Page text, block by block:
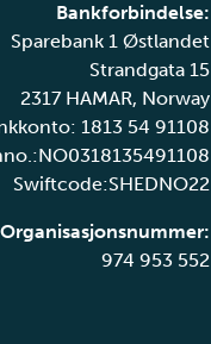
Bankforbindelse:
Sparebank 1 Østlandet
Strandgata 15
2317 HAMAR, Norway
1813 54 91108
Swiftcode:SHEDNO22
Organisasjonsnummer:
974 953 552